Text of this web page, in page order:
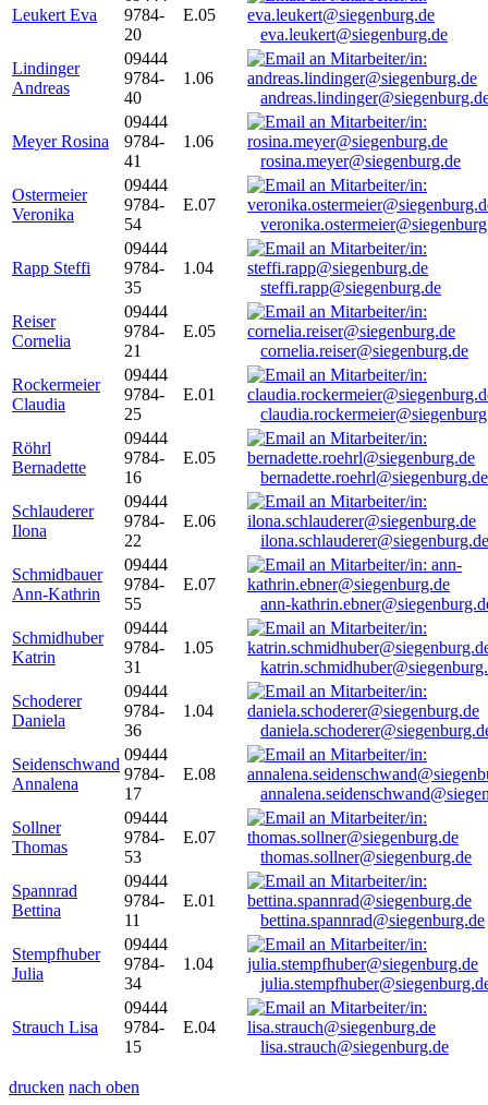
Leukert Eva
9784-
20
E.05
eva.leukert@siegenburg.de
Lindinger
Andreas
09444
9784-
40
1.06
Meyer Rosina
09444
9784-
41
1.06
rosina.meyer@siegenburg.de
Ostermeier
Veronika
09444
9784-
54
E.07
Rapp Steffi
09444
9784-
35
1.04
steffi.rapp@siegenburg.de
Reiser
Cornelia
09444
9784-
21
E.05
cornelia.reiser@siegenburg.de
Rockermeier
Claudia
09444
9784-
25
E.01
Röhrl
Bernadette
09444
9784-
16
E.05
bernadette.roehrl@siegenburg.de
Schlauderer
Ilona
09444
9784-
22
E.06
ilona.schlauderer@siegenburg.de
Schmidbauer
Ann-Kathrin
09444
9784-
55
E.07
ann-
Schmidhuber
Katrin
09444
9784-
31
1.05
Schoderer
Daniela
09444
9784-
36
1.04
Seidenschwand
Annalena
09444
9784-
17
E.08
Sollner
Thomas
09444
9784-
53
E.07
thomas.sollner@siegenburg.de
Spannrad
Bettina
09444
9784-
11
E.01
bettina.spannrad@siegenburg.de
Stempfhuber
Julia
09444
9784-
34
1.04
Strauch Lisa
09444
9784-
15
E.04
lisa.strauch@siegenburg.de
drucken nach oben